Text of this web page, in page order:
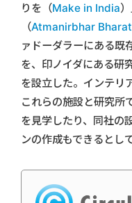
りを（Make in India
（Atmanirbhar Bharat
ァドーダラーにある既
を、印ノイダにある研
を設立した。インテリ
これらの施設と研究所
を見学したり、同社の
ンの作成もできるとし